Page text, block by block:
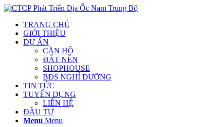
TRANG CHỦ
GIỚI THIỆU
DỰ ÁN
CĂN HỘ
ĐẤT NỀN
SHOPHOUSE
BĐS NGHỈ DƯỠNG
TIN TỨC
TUYỂN DỤNG
LIÊN HỆ
ĐẦU TƯ
Menu Menu